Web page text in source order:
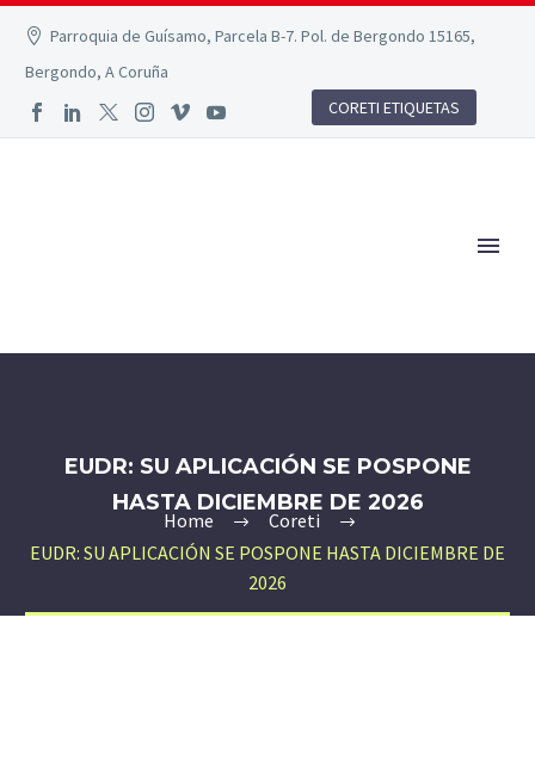
Parroquia de Guísamo, Parcela B-7. Pol. de Bergondo 15165,
Bergondo, A Coruña
CORETI ETIQUETAS
EUDR: SU APLICACIÓN SE POSPONE
HASTA DICIEMBRE DE 2026
Home
Coreti
EUDR: SU APLICACIÓN SE POSPONE HASTA DICIEMBRE DE
2026